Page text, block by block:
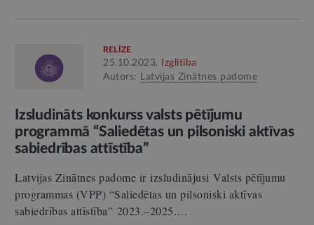
RELĪZE
25.10.2023.
Izglītība
Autors:
Latvijas Zinātnes padome
Izsludināts konkurss valsts pētījumu
programmā “Saliedētas un pilsoniski aktīvas
sabiedrības attīstība”
Latvijas Zinātnes padome ir izsludinājusi Valsts pētījumu
programmas (VPP) “Saliedētas un pilsoniski aktīvas
sabiedrības attīstība” 2023.–2025.…